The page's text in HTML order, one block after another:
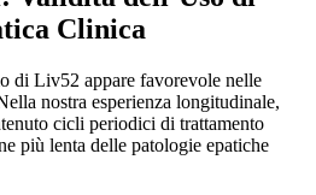
Clinica
di Liv52 appare favorevole nelle
nostra esperienza longitudinale,
cicli periodici di trattamento
più lenta delle patologie epatiche